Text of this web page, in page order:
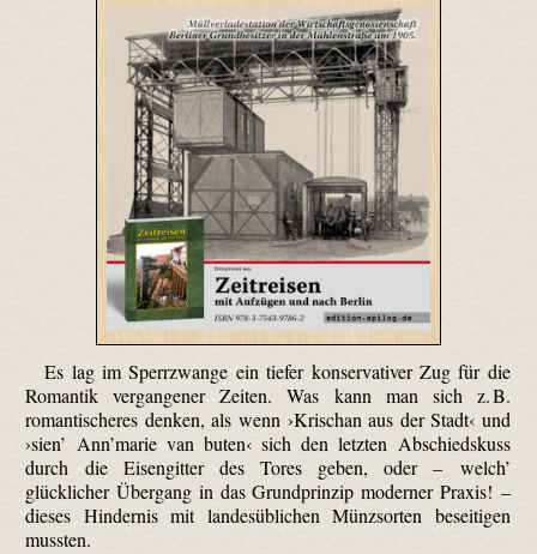
Es lag im Sperrzwange ein tiefer konservativer Zug für die
Romantik vergangener Zeiten. Was kann man sich z. B.
romantischeres denken, als wenn ›Krischan aus der Stadt‹ und
›sien’ Ann’marie van buten‹ sich den letzten Abschiedskuss
durch die Eisengitter des Tores geben, oder – welch’
glücklicher Übergang in das Grundprinzip moderner Praxis! –
dieses Hindernis mit landesüblichen Münzsorten beseitigen
mussten.